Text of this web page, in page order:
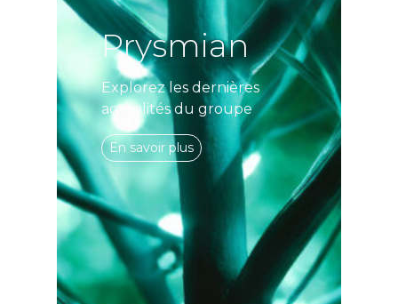
Prysmian
Explorez les dernières
actualités du groupe
En savoir plus